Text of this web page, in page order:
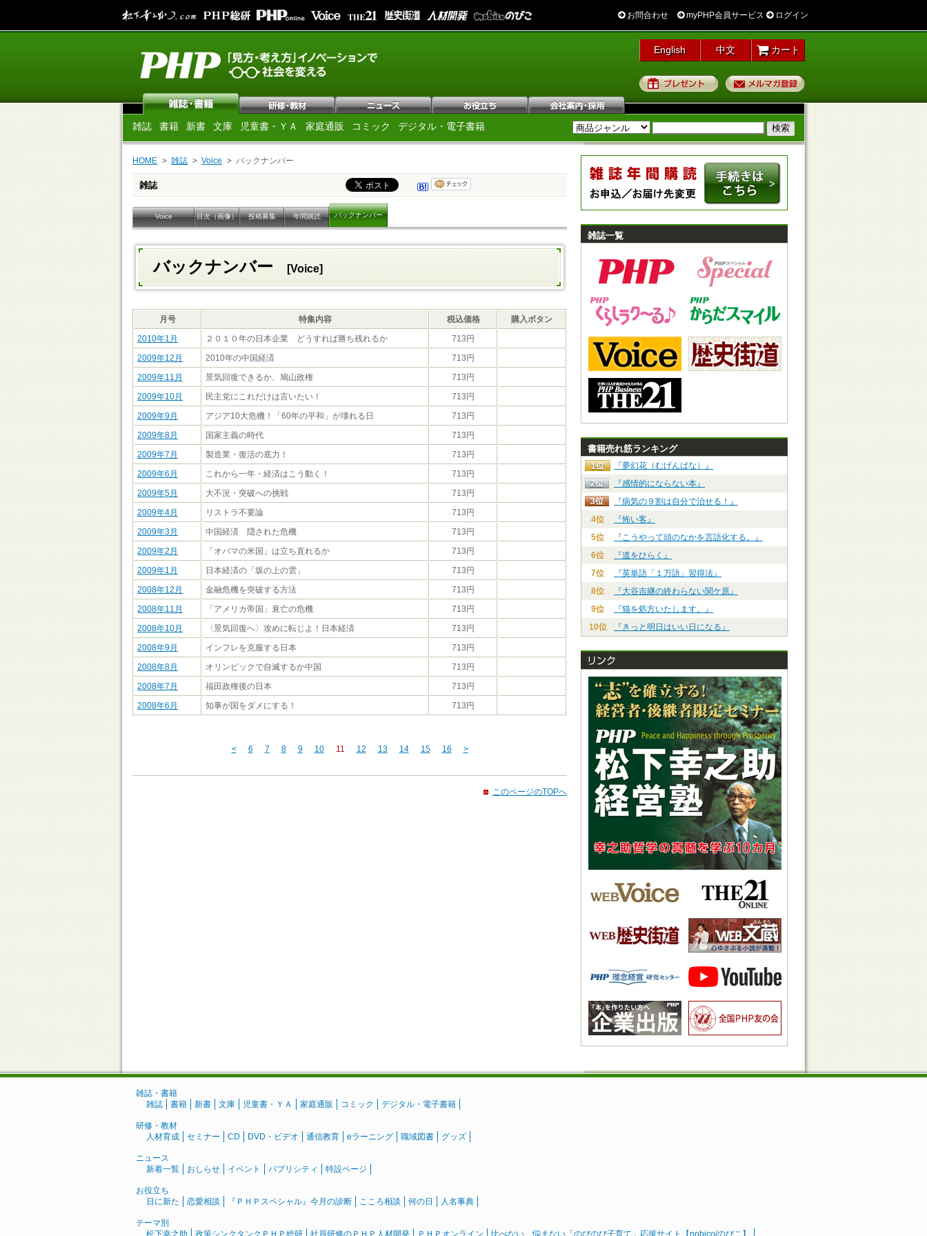
お問合わせ myPHP会員サービス ログイン
English 中文 カート
プレゼント
雑誌 書籍 新書 文庫 児童書・ＹＡ 家庭通販 コミック デジタル・電子書籍
HOME 雑誌 Voice バックナンバー
雑誌
Voice 目次（画像） 投稿募集 年間購読 バックナンバー
バックナンバー [Voice]
月号 特集内容 税込価格
購入ボタン
2010年1月
２０１０年の日本企業 どうすれば勝ち残れるか
713円
2009年12月
2010年の中国経済
713円
2009年11月
景気回復できるか、鳩山政権
713円
2009年10月
民主党にこれだけは言いたい！
713円
2009年9月
アジア10大危機！「60年の平和」が壊れる日
713円
2009年8月
国家主義の時代
713円
2009年7月
製造業・復活の底力！
713円
2009年6月
これから一年・経済はこう動く！
713円
2009年5月
大不況・突破への挑戦
713円
2009年4月
リストラ不要論
713円
2009年3月
中国経済 隠された危機
713円
2009年2月
「オバマの米国」は立ち直れるか
713円
2009年1月
日本経済の「坂の上の雲」
713円
2008年12月
金融危機を突破する方法
713円
2008年11月
「アメリカ帝国」衰亡の危機
713円
2008年10月
〈景気回復へ〉攻めに転じよ！日本経済
713円
2008年9月
インフレを克服する日本
713円
2008年8月
オリンピックで自滅するか中国
713円
2008年7月
福田政権後の日本
713円
2008年6月
知事が国をダメにする！ 713円
< 6 7 8 9 10 11 12 13 14 15 16 >
このページのTOPへ
雑誌一覧
書籍売れ筋ランキング
『夢幻花（むげんばな）』
『感情的にならない本』
『病気の９割は自分で治せる！』
4位
『怖い客』
5位
『こうやって頭のなかを言語化する。』
6位
『道をひらく』
7位
『英単語「１万語」習得法』
8位
『大谷吉継の終わらない関ケ原』
9位
『猫を処方いたします。』
10位
『きっと明日はいい日になる』
雑誌・書籍
雑誌
書籍 新書 文庫 児童書・ＹＡ 家庭通販 コミック デジタル・電子書籍
研修・教材
人材育成
セミナー CD DVD・ビデオ 通信教育 eラーニング 職域図書 グッズ
ニュース
新着一覧
おしらせ イベント パブリシティ 特設ページ
お役立ち
日に新た
恋愛相談 『ＰＨＰスペシャル』今月の診断 こころ相談 何の日 人名事典
テーマ別
松下幸之助
政策シンクタンクＰＨＰ総研 社員研修のＰＨＰ人材開発 ＰＨＰオンライン 比べない、悩まない「のびのび子育て」応援サイト【nobico/のびこ】